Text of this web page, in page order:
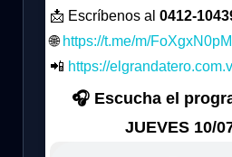
📩 Escríbenos al 0412-
🌐 https://t.me/m/
📲 https://
🎧 Escucha el
JUEVES 10/